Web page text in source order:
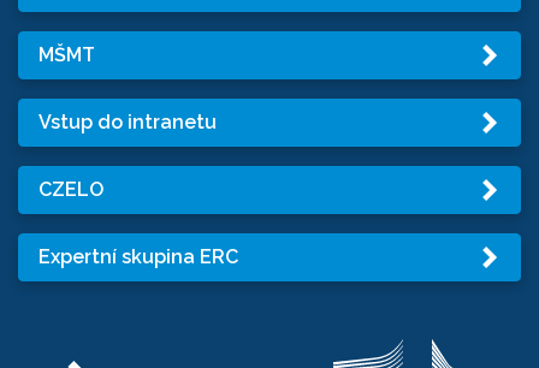
MŠMT
Vstup do intranetu
CZELO
Expertní skupina ERC